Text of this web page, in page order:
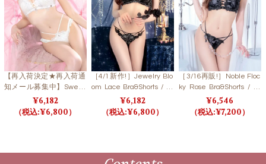
【再入荷決定★再入荷通
知メール募集中】Sweet
Shaggy Knit Bra&Shorts /
スウィートシャギーニッ
6,182
6,800
［4/1新作!］Jewelry Blo
om Lace Bra&Shorts / ジ
ュエリーブルームレース
ブラ＆ショーツ
6,182
6,800
［3/16再販!］Noble Floc
ky Rose Bra&Shorts / ノ
ーブルフロッキーローズ
ブラ＆ショーツ
6,546
7,200